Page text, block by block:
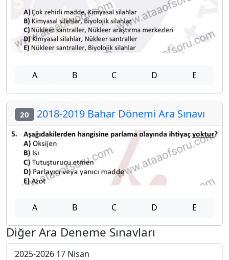
A B C D E
20 2018-2019 Bahar Dönemi Ara Sınavı
A B C D E
Diğer Ara Deneme Sınavları
2025-2026 17 Nisan